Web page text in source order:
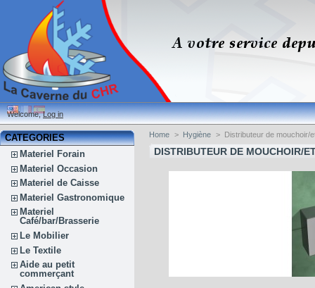
Welcome,Log in
CATEGORIES
Materiel Forain
Materiel Occasion
Materiel de Caisse
Materiel Gastronomique
Materiel
Café/bar/Brasserie
Le Mobilier
Le Textile
Aide au petit
commerçant
Home > Hygiène > Distributeur de mouchoir/
DISTRIBUTEUR DE MOUCHOIR/